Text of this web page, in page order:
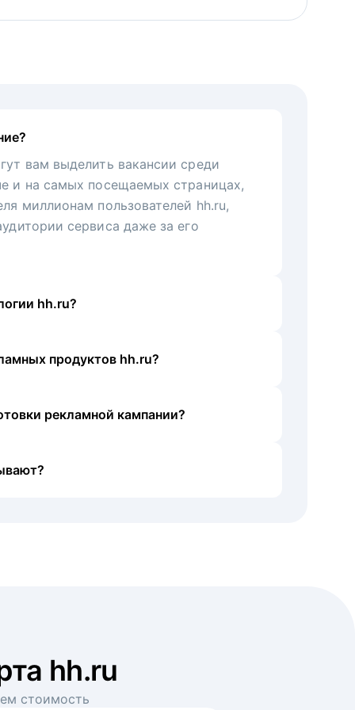
вам выделить вакансии среди
и на самых посещаемых страницах,
миллионам пользователей hh.ru,
сервиса даже за его
hh.ru?
продуктов hh.ru?
рекламной кампании?
hh.ru
стоимость